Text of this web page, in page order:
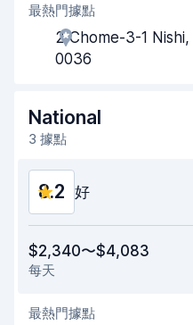
代理商效率
取車速度
車輛乾淨程度
車況
最熱門據點
2 Chome-3-1
0036
National
3 據點
8.2 好
易於尋找
代理商效率
$2,340〜$4,083
每天
最熱門據點